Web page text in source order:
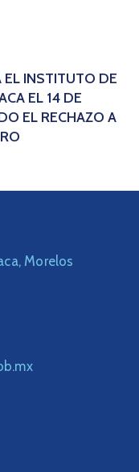
EL INSTITUTO DE
EL 14 DE
EL RECHAZO A
Morelos